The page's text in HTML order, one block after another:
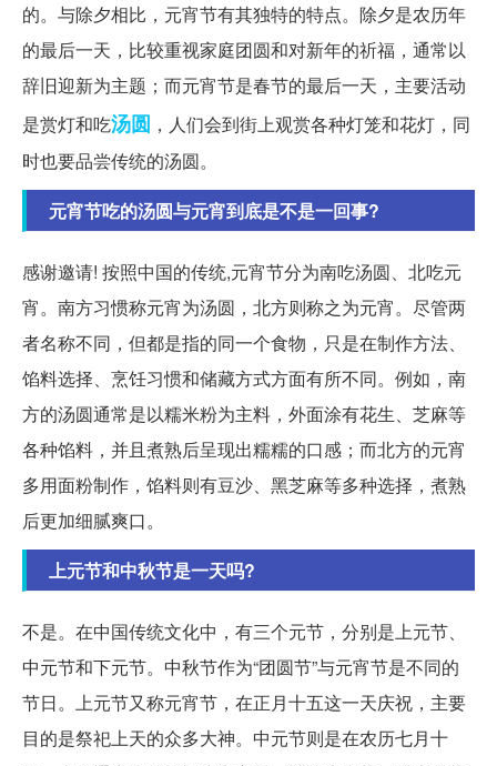
的。与除夕相比，元宵节有其独特的特点。除夕是农历年
的最后一天，比较重视家庭团圆和对新年的祈福，通常以
辞旧迎新为主题；而元宵节是春节的最后一天，主要活动
是赏灯和吃汤圆 ，人们会到街上观赏各种灯笼和花灯，同
时也要品尝传统的汤圆。
元宵节吃的汤圆与元宵到底是不是一回事?
感谢邀请! 按照中国的传统,元宵节分为南吃汤圆、北吃元
宵。南方习惯称元宵为汤圆，北方则称之为元宵。尽管两
者名称不同，但都是指的同一个食物，只是在制作方法、
馅料选择、烹饪习惯和储藏方式方面有所不同。例如，南
方的汤圆通常是以糯米粉为主料，外面涂有花生、芝麻等
各种馅料，并且煮熟后呈现出糯糯的口感；而北方的元宵
多用面粉制作，馅料则有豆沙、黑芝麻等多种选择，煮熟
后更加细腻爽口。
上元节和中秋节是一天吗?
不是。在中国传统文化中，有三个元节，分别是上元节、
中元节和下元节。中秋节作为“团圆节”与元宵节是不同的
节日。上元节又称元宵节，在正月十五这一天庆祝，主要
目的是祭祀上天的众多大神。中元节则是在农历七月十